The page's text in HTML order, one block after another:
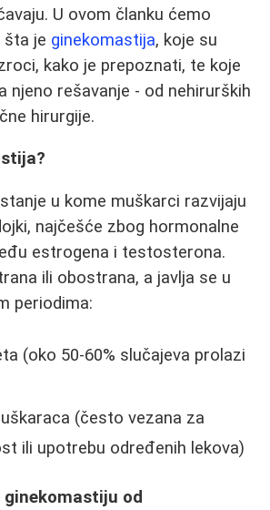
U ovom članku ćemo
šta je ginekomastija, koje su
kako je prepoznati, te koje
njeno rešavanje - od nehirurških
hirurgije.
u kome muškarci razvijaju
najčešće zbog hormonalne
estrogena i testosterona.
ili obostrana, a javlja se u
periodima:
(oko 50-60% slučajeva prolazi
(često vezana za
ili upotrebu određenih lekova)
od